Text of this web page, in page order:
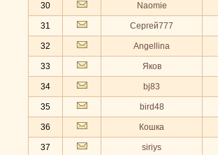
30 Naomie
31 Сергей777
32 Angellina
33 Яков
34 bj83
35 bird48
36 Кошка
37 siriys